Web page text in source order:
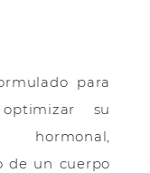
para
su
hormonal,
de un cuerpo